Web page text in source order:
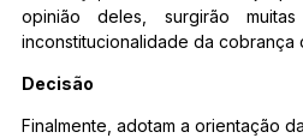
opinião deles, surgirão
inconstitucionalidade da cobrança
Decisão
Finalmente, adotam a orientação